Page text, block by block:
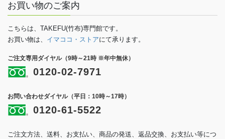
お買い物のご案内
こちらは、TAKEFU(竹布)専門館です。
お買い物は、 イマココ・ストアにて承ります。
ご注文専用ダイヤル（9時～21時 ※年中無休）
0120-02-7971
お問い合わせダイヤル（平日：10時～17時）
0120-61-5522
ご注文方法、送料、お支払い、商品の発送、返品交換、お支払い等につ